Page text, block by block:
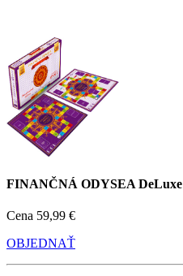
FINANČNÁ ODYSEA DeLuxe
Cena 59,99 €
OBJEDNAŤ